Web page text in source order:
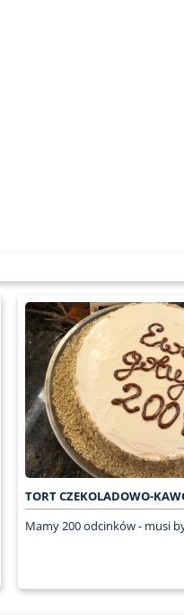
TORT CZEKOLADOWO-
Mamy 200 odcinków - musi